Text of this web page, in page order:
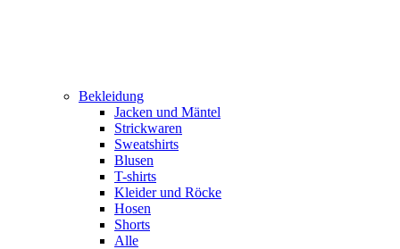
Bekleidung
Jacken und Mäntel
Strickwaren
Sweatshirts
Blusen
T-shirts
Kleider und Röcke
Hosen
Shorts
Alle